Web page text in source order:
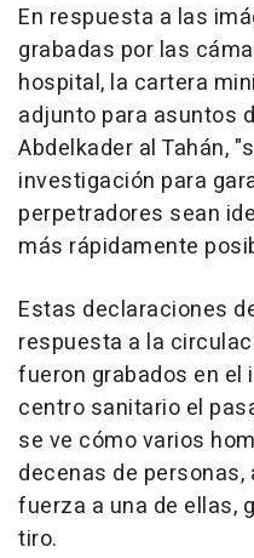
En respuesta a las
grabadas por las
hospital, la cartera
adjunto para asuntos
Abdelkader al Tahán,
investigación para
perpetradores sean
más rápidamente
Estas declaraciones
respuesta a la
fueron grabados en el
centro sanitario el
se ve cómo varios
decenas de
fuerza a una de ellas,
tiro.